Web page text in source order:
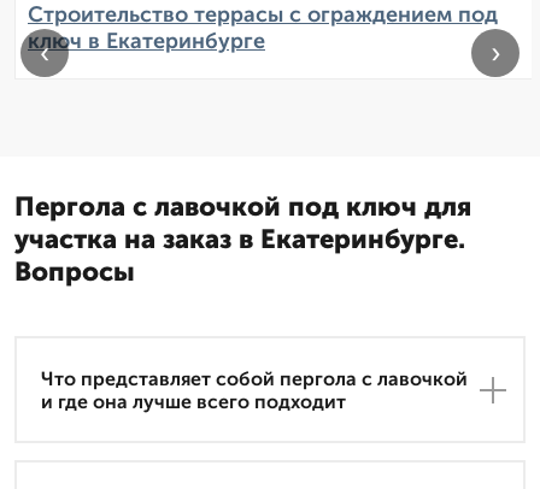
Строительство террасы с ограждением под
ключ в Екатеринбурге
‹ ›
Пергола с лавочкой под ключ для
участка на заказ в Екатеринбурге.
Вопросы
Что представляет собой пергола с лавочкой
и где она лучше всего подходит